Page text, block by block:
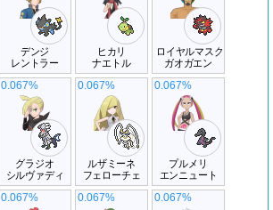
デンジ
レントラー
ヒカリ
ナエトル
ロイヤルマスク
ガオガエン
グラジオ
シルヴァディ
0.067%
ルザミーネ
フェローチェ
0.067%
プルメリ
エンニュート
0.067%
0.067% 0.067% 0.067%